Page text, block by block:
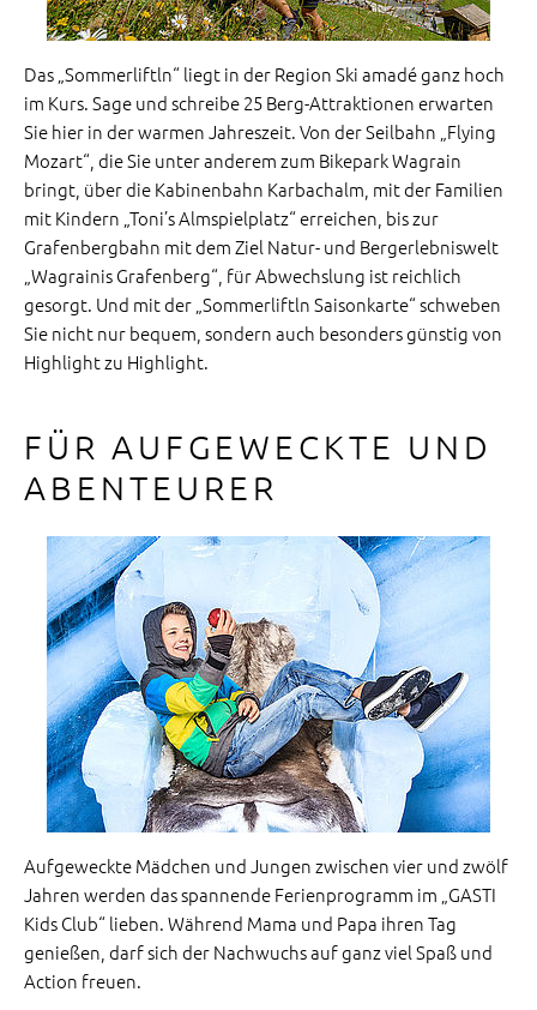
Das „Sommerliftln“ liegt in der Region Ski amadé ganz hoch
im Kurs. Sage und schreibe 25 Berg-Attraktionen erwarten
Sie hier in der warmen Jahreszeit. Von der Seilbahn „Flying
Mozart“, die Sie unter anderem zum Bikepark Wagrain
bringt, über die Kabinenbahn Karbachalm, mit der Familien
mit Kindern „Toni’s Almspielplatz“ erreichen, bis zur
Grafenbergbahn mit dem Ziel Natur- und Bergerlebniswelt
„Wagrainis Grafenberg“, für Abwechslung ist reichlich
gesorgt. Und mit der „Sommerliftln Saisonkarte“ schweben
Sie nicht nur bequem, sondern auch besonders günstig von
Highlight zu Highlight.
FÜR AUFGEWECKTE UND
ABENTEURER
Aufgeweckte Mädchen und Jungen zwischen vier und zwölf
Jahren werden das spannende Ferienprogramm im „GASTI
Kids Club“ lieben. Während Mama und Papa ihren Tag
genießen, darf sich der Nachwuchs auf ganz viel Spaß und
Action freuen.